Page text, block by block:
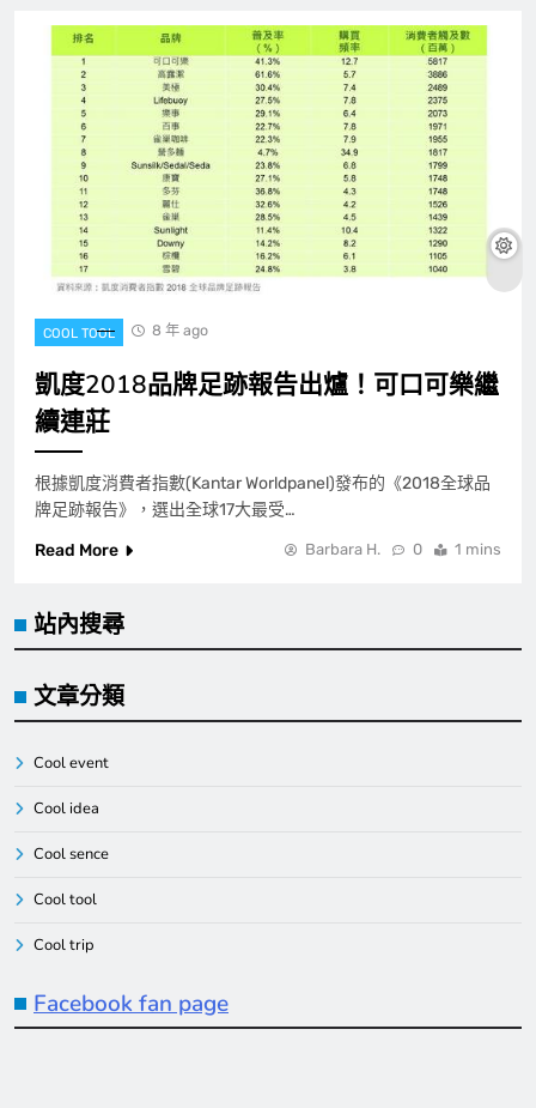
COOL TOOL 8 年 ago
凱度2018品牌足跡報告出爐！可口可樂繼
續連莊
根據凱度消費者指數(Kantar Worldpanel)發布的《2018全球品
牌足跡報告》，選出全球17大最受…
Read More
Barbara H. 0 1 mins
站內搜尋
文章分類
Cool event
Cool idea
Cool sence
Cool tool
Cool trip
Facebook fan page